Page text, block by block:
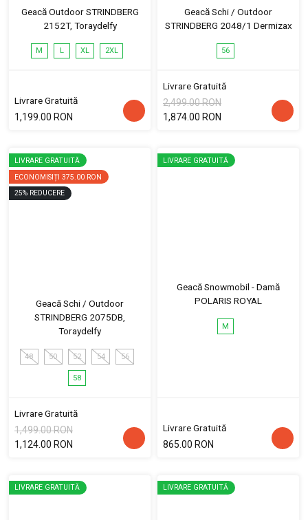
Geacă Outdoor STRINDBERG
2152T, Toraydelfy
M L XL 2XL
Livrare Gratuită
1,199.00 RON
Geacă Schi / Outdoor
STRINDBERG 2048/1 Dermizax
56
Livrare Gratuită
2,499.00 RON
1,874.00 RON
LIVRARE GRATUITĂ
ECONOMISIȚI 375.00 RON
25% REDUCERE
Geacă Schi / Outdoor
STRINDBERG 2075DB,
Toraydelfy
48 50 52 54 56
58
Livrare Gratuită
1,499.00 RON
1,124.00 RON
LIVRARE GRATUITĂ
Geacă Snowmobil - Damă
POLARIS ROYAL
M
Livrare Gratuită
865.00 RON
LIVRARE GRATUITĂ LIVRARE GRATUITĂ